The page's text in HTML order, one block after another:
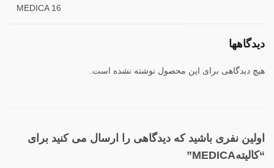
MEDICA 16
دیدگاهها
هیچ دیدگاهی برای این محصول نوشته نشده است.
اولین نفری باشید که دیدگاهی را ارسال می کنید برای
“کالیتهMEDICA”